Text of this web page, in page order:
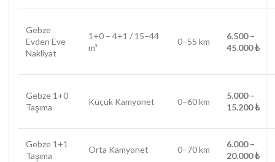
Gebze
Evden Eve
Nakliyat
1+0 – 4+1 / 15–44
m³
0–55 km
6.500 –
45.000 ₺
Gebze 1+0
Taşıma
Küçük Kamyonet 0–60 km
5.000 –
15.200 ₺
Gebze 1+1
Taşıma
Orta Kamyonet 0–70 km
6.000 –
20.000 ₺